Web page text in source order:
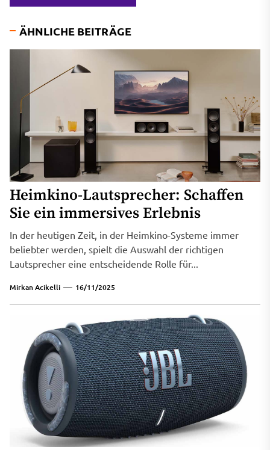
ÄHNLICHE BEITRÄGE
Heimkino-Lautsprecher: Schaffen
Sie ein immersives Erlebnis
In der heutigen Zeit, in der Heimkino-Systeme immer
beliebter werden, spielt die Auswahl der richtigen
Lautsprecher eine entscheidende Rolle für...
Mirkan Acikelli 16/11/2025